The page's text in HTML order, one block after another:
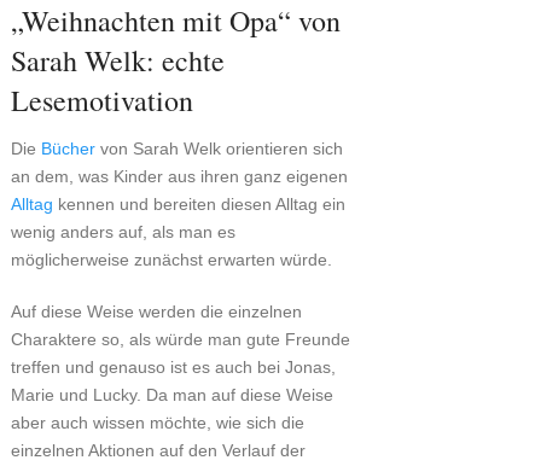
„Weihnachten mit Opa“ von
Sarah Welk: echte
Lesemotivation
Die Büchervon Sarah Welk orientieren sich
an dem, was Kinder aus ihren ganz eigenen
Alltag kennen und bereiten diesen Alltag ein
wenig anders auf, als man es
möglicherweise zunächst erwarten würde.
Auf diese Weise werden die einzelnen
Charaktere so, als würde man gute Freunde
treffen und genauso ist es auch bei Jonas,
Marie und Lucky. Da man auf diese Weise
aber auch wissen möchte, wie sich die
einzelnen Aktionen auf den Verlauf der